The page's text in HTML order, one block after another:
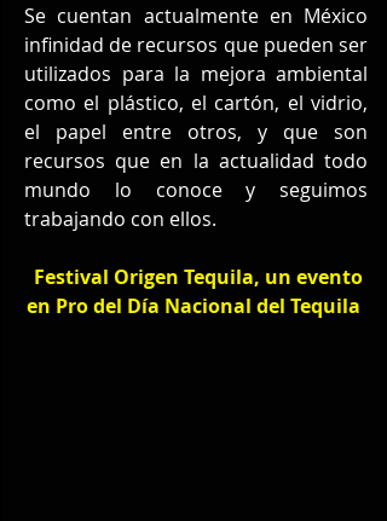
Se cuentan actualmente en México
infinidad de recursos que pueden ser
utilizados para la mejora ambiental
como el plástico, el cartón, el vidrio,
el papel entre otros, y que son
recursos que en la actualidad todo
mundo lo conoce y seguimos
trabajando con ellos.
Festival Origen Tequila, un evento
en Pro del Día Nacional del Tequila